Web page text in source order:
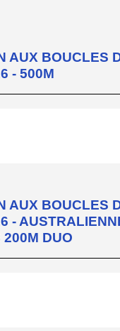
AUX BOUCLES
- 500M
AUX BOUCLES
-
DUO